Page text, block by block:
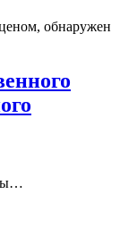
обнаружен